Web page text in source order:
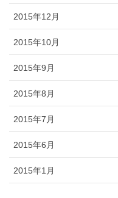
2015年12月
2015年10月
2015年9月
2015年8月
2015年7月
2015年6月
2015年1月